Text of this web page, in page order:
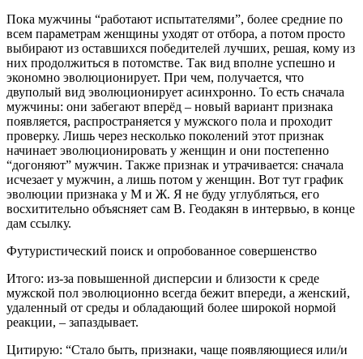
Пока мужчины “работают испытателями”, более средние по
всем параметрам женщины уходят от отбора, а потом просто
выбирают из оставшихся победителей лучших, решая, кому из
них продолжиться в потомстве. Так вид вполне успешно и
экономно эволюционирует. При чем, получается, что
двуполый вид эволюционирует асинхронно. То есть сначала
мужчины: они забегают вперёд – новый вариант признака
появляется, распространяется у мужского пола и проходит
проверку. Лишь через несколько поколений этот признак
начинает эволюционировать у женщин и они постепенно
“догоняют” мужчин. Также признак и утрачивается: сначала
исчезает у мужчин, а лишь потом у женщин. Вот тут график
эволюции признака у М и Ж. Я не буду углубляться, его
восхитительно объясняет сам В. Геодакян в интервью, в конце
дам ссылку.
Футуристический поиск и опробованное совершенство
Итого: из-за повышенной дисперсии и близости к среде
мужской пол эволюционно всегда бежит впереди, а женский,
удаленный от среды и обладающий более широкой нормой
реакции, – запаздывает.
Цитирую: “Стало быть, признаки, чаще появляющиеся или/и